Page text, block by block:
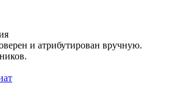
и атрибутирован вручную.